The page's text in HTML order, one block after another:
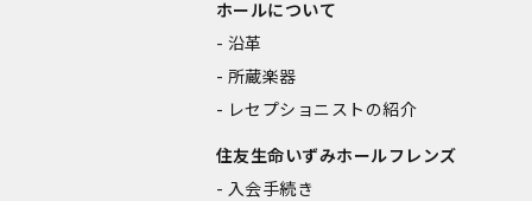
ホールについて
沿革
所蔵楽器
レセプショニストの紹介
住友生命いずみホールフレンズ
入会手続き